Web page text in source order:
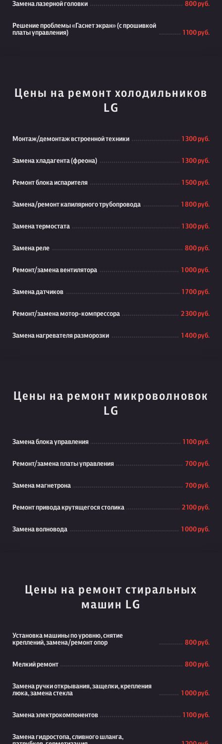
Замена лазерной головки 800 руб.
Решение проблемы «Гаснет экран» (с прошивкой
платы управления)
1 100 руб.
Цены на ремонт холодильников
LG
Монтаж/демонтаж встроенной техники 1 300 руб.
Замена хладагента (фреона) 1 300 руб.
Ремонт блока испарителя 1 500 руб.
Замена/ремонт капилярного трубопровода 1 800 руб.
Замена термостата 1 300 руб.
Замена реле 800 руб.
Ремонт/замена вентилятора 1 000 руб.
Замена датчиков 1 700 руб.
Ремонт/замена мотор-компрессора 2 300 руб.
Замена нагревателя разморозки 1 400 руб.
Цены на ремонт микроволновок
LG
Замена блока управления 1 100 руб.
Ремонт/замена платы управления 700 руб.
Замена магнетрона 700 руб.
Ремонт привода крутящегося столика 2 100 руб.
Замена волновода 1 000 руб.
Цены на ремонт стиральных
машин LG
Установка машины по уровню, снятие
креплений, замена/ремонт опор
800 руб.
Мелкий ремонт 800 руб.
Замена ручки открывания, защелки, крепления
люка, замена стекла
1 000 руб.
Замена электрокомпонентов 1 100 руб.
Замена гидростопа, сливного шланга,